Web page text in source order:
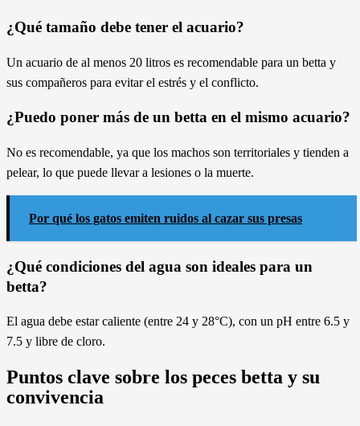
¿Qué tamaño debe tener el acuario?
Un acuario de al menos 20 litros es recomendable para un betta y
sus compañeros para evitar el estrés y el conflicto.
¿Puedo poner más de un betta en el mismo acuario?
No es recomendable, ya que los machos son territoriales y tienden a
pelear, lo que puede llevar a lesiones o la muerte.
Por qué los gatos emiten ruidos al cazar sus presas
¿Qué condiciones del agua son ideales para un
betta?
El agua debe estar caliente (entre 24 y 28°C), con un pH entre 6.5 y
7.5 y libre de cloro.
Puntos clave sobre los peces betta y su
convivencia